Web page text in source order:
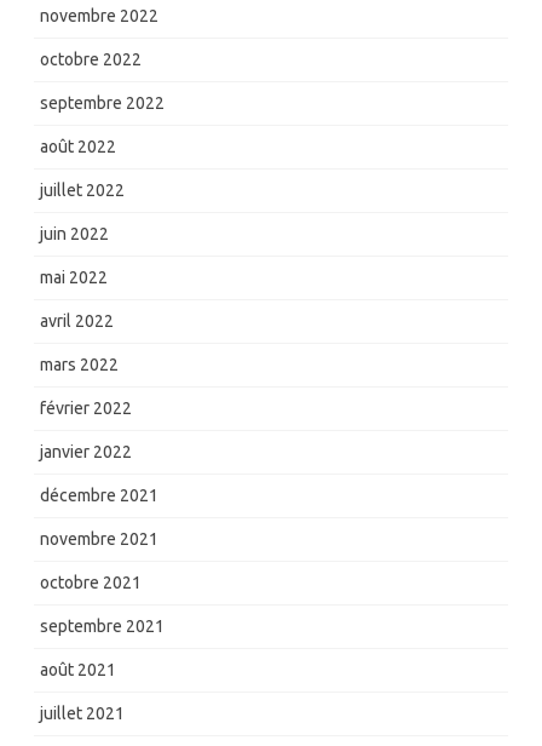
novembre 2022
octobre 2022
septembre 2022
août 2022
juillet 2022
juin 2022
mai 2022
avril 2022
mars 2022
février 2022
janvier 2022
décembre 2021
novembre 2021
octobre 2021
septembre 2021
août 2021
juillet 2021